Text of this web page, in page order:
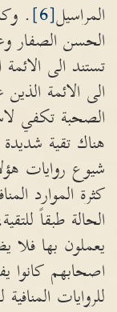
المراسيل[6]
.
الحسن الصفار
تستند الى الائمة
الى الائمة
الصحبة تكفي
هناك تقية
شيوع روايات
كثرة الموارد
الحالة طبقاً
يعملون بها
اصحابهم كانوا
للروايات